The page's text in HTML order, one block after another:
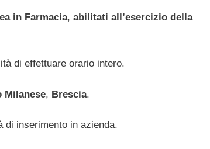
in Farmacia, abilitati all’esercizio della
di effettuare orario intero.
Milanese, Brescia.
inserimento in azienda.